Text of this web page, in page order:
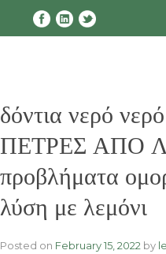
δόντια νερό
ΠΕΤΡΕΣ ΑΠΟ
προβλήματα
λύση με λεμόνι
Posted on February 15, 2022 by